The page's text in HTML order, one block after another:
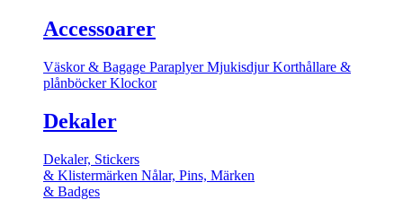
Accessoarer
Väskor & Bagage ParaplyerMjukisdjurKorthållare &
plånböckerKlockor
Dekaler
Dekaler, Stickers
& Klistermärken Nålar, Pins, Märken
& Badges